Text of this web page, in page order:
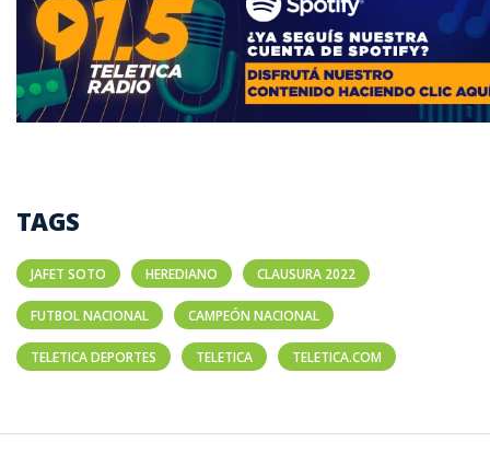
TAGS
JAFET SOTO HEREDIANO CLAUSURA 2022
FUTBOL NACIONAL CAMPEÓN NACIONAL
TELETICA DEPORTES TELETICA TELETICA.COM